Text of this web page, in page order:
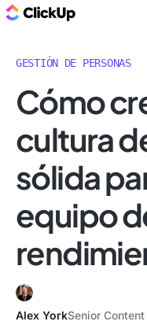
GESTIÓN DE PERSONAS
Cómo
cultura
sólida
equipo
Alex YorkSenior